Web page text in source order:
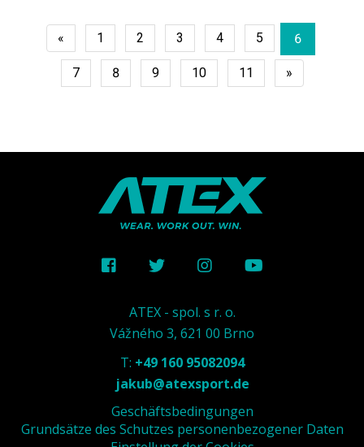
« 1 2 3 4 5 6
7 8 9 10 11 »
ATEX - spol. s r. o.
Vážného 3, 621 00 Brno
T: +49 160 95082094
jakub@atexsport.de
Geschäftsbedingungen
Grundsätze des Schutzes personenbezogener Daten